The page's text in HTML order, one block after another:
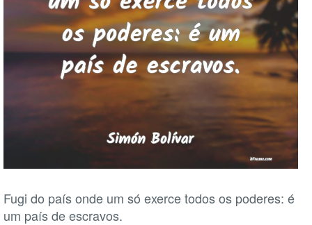
Fugi do país onde um só exerce todos os poderes: é
um país de escravos.